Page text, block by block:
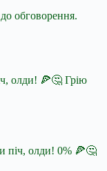
обговорення.
олди! 🍕🤔 Грію
піч, олди! 0% 🍕🤔